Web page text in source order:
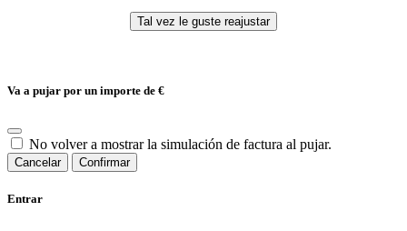
Va a pujar por un importe de €
No volver a mostrar la simulación de factura al pujar.
Cancelar Confirmar
Entrar